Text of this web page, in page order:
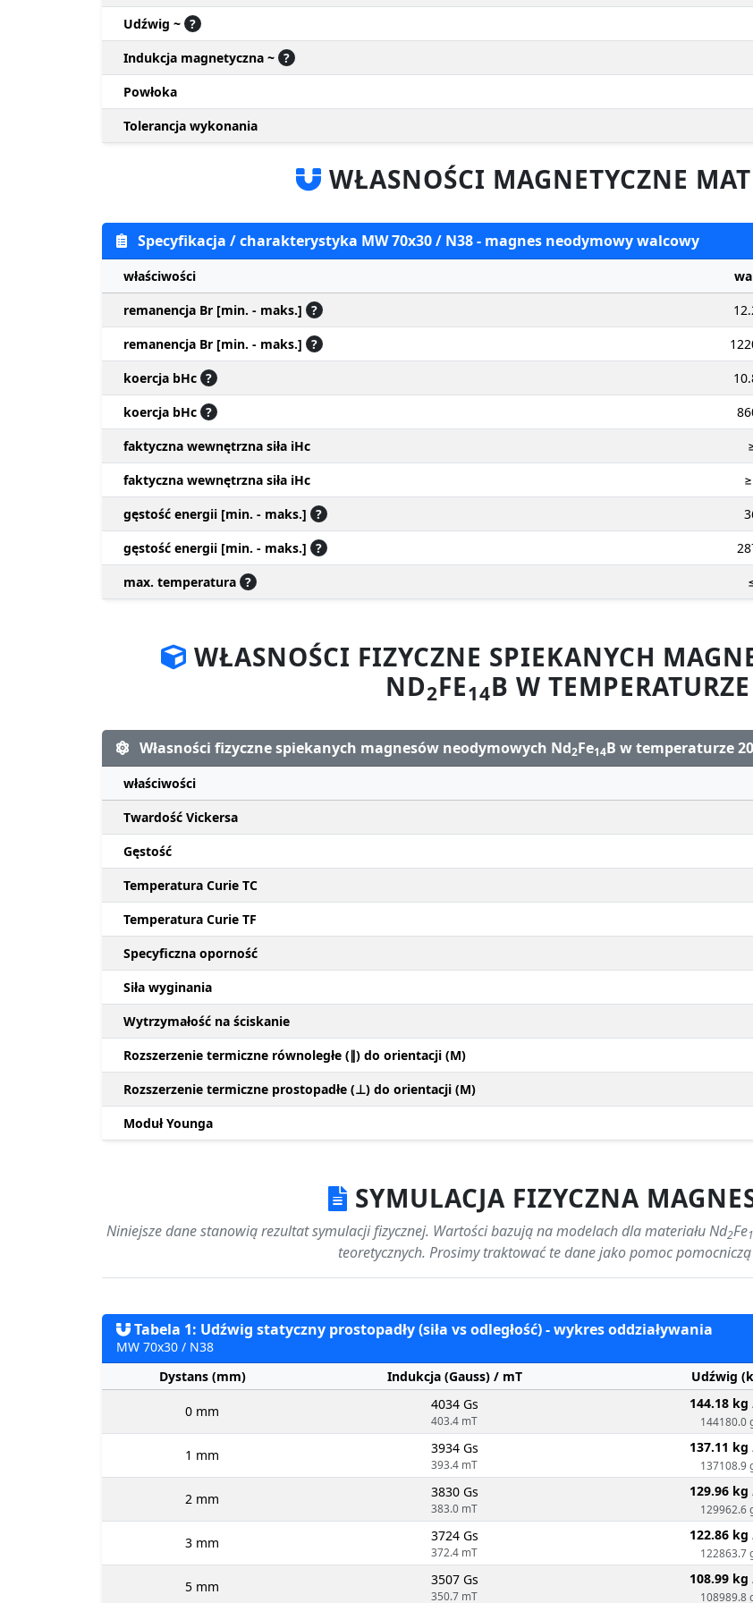
Udźwig ~ ?
Indukcja magnetyczna ~ ?
Powłoka
Tolerancja wykonania
WŁASNOŚCI MAGNETYCZNE
Specyfikacja / charakterystyka MW 70x30 / N38 - magnes neodymowy walcowy
właściwości
remanencja Br [min. - maks.] ?
remanencja Br [min. - maks.] ?
koercja bHc ?
koercja bHc ?
faktyczna wewnętrzna siła iHc
faktyczna wewnętrzna siła iHc
gęstość energii [min. - maks.] ?
gęstość energii [min. - maks.] ?
max. temperatura ?
WŁASNOŚCI FIZYCZNE SPIEKANYCH
ND2FE14B W
Własności fizyczne spiekanych magnesów neodymowych Nd2Fe14B w temperaturze
właściwości
Twardość Vickersa
Gęstość
Temperatura Curie TC
Temperatura Curie TF
Specyficzna oporność
Siła wyginania
Wytrzymałość na ściskanie
Rozszerzenie termiczne równoległe (∥) do orientacji (M)
Rozszerzenie termiczne prostopadłe (⊥) do orientacji (M)
Moduł Younga
SYMULACJA FIZYCZNA
Niniejsze dane stanowią rezultat symulacji fizycznej. Wartości bazują na modelach dla materiału Nd2Fe
teoretycznych. Prosimy traktować te dane jako pomoc
Tabela 1: Udźwig statyczny prostopadły (siła vs odległość) - wykres oddziaływania
MW 70x30 / N38
Dystans (mm)
Indukcja (Gauss) / mT Udźwig
0 mm 4034 Gs
403.4 mT
144.18 kg
144180.0
1 mm 3934 Gs
393.4 mT
137.11 kg
137108.9
2 mm 3830 Gs
383.0 mT
129.96 kg
129962.6
3 mm 3724 Gs
372.4 mT
122.86 kg
122863.7
5 mm 3507 Gs
350.7 mT
108.99 kg
108989.8